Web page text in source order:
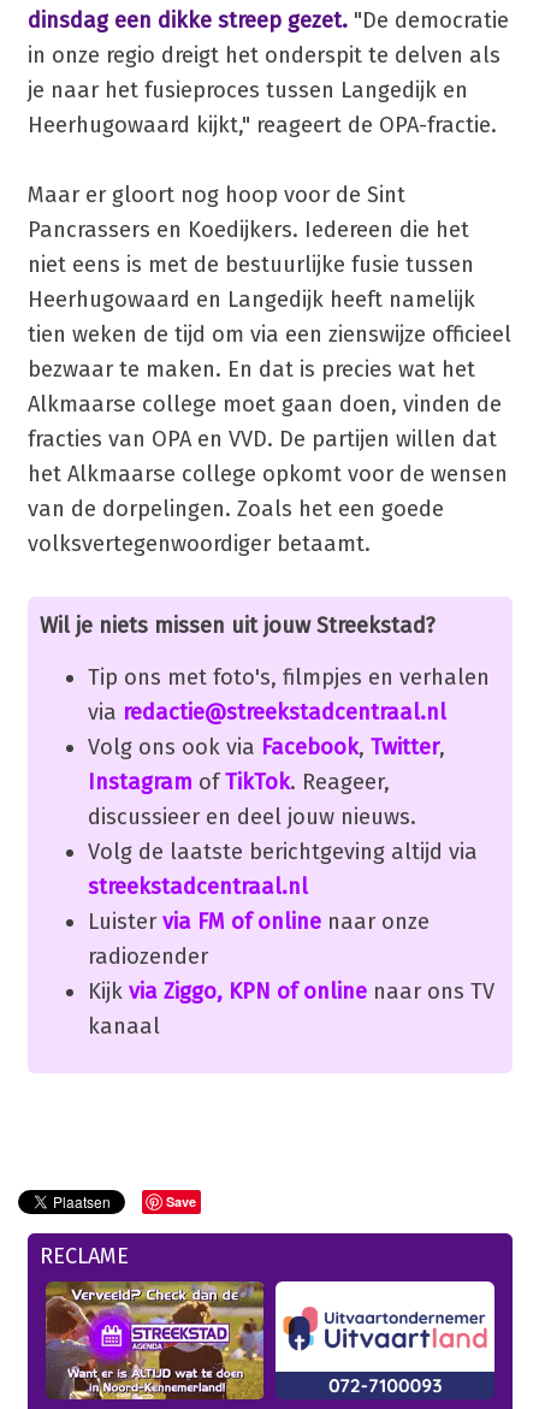
dinsdag een dikke streep gezet."De democratie
in onze regio dreigt het onderspit te delven als
je naar het fusieproces tussen Langedijk en
Heerhugowaard kijkt," reageert de OPA-fractie.
Maar er gloort nog hoop voor de Sint
Pancrassers en Koedijkers. Iedereen die het
niet eens is met de bestuurlijke fusie tussen
Heerhugowaard en Langedijk heeft namelijk
tien weken de tijd om via een zienswijze officieel
bezwaar te maken. En dat is precies wat het
Alkmaarse college moet gaan doen, vinden de
fracties van OPA en VVD. De partijen willen dat
het Alkmaarse college opkomt voor de wensen
van de dorpelingen. Zoals het een goede
volksvertegenwoordiger betaamt.
Wil je niets missen uit jouw Streekstad?
Tip ons met foto's, filmpjes en verhalen
via redactie@streekstadcentraal.nl
Volg ons ook via Facebook, Twitter,
Instagram ofTikTok. Reageer,
discussieer en deel jouw nieuws.
Volg de laatste berichtgeving altijd via
streekstadcentraal.nl
Luister via FM of onlinenaar onze
radiozender
Kijk via Ziggo, KPN of onlinenaar ons TV
kanaal
Save
RECLAME